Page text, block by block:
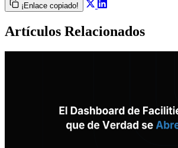
¡Enlace copiado!
Artículos Relacionados